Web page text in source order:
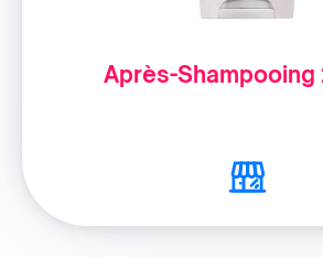
Après-Shampooing